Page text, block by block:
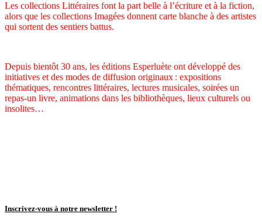
Les collections Littéraires font la part belle à l’écriture et à la fiction,
alors que les collections Imagées donnent carte blanche à des artistes
qui sortent des sentiers battus.
Depuis bientôt 30 ans, les éditions Esperluète ont développé des
initiatives et des modes de diffusion originaux : expositions
thématiques, rencontres littéraires, lectures musicales, soirées un
repas-un livre, animations dans les bibliothèques, lieux culturels ou
insolites…
Inscrivez-vous à notre newsletter !